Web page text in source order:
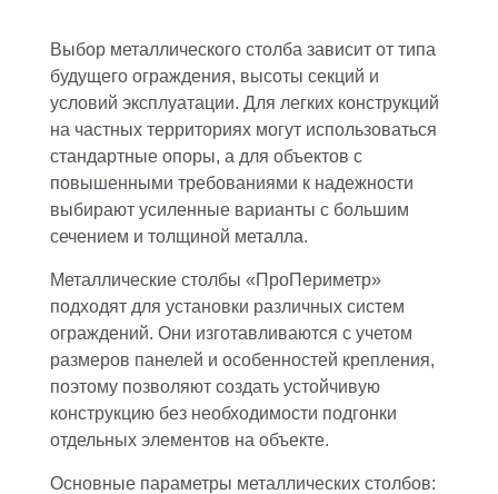
Выбор металлического столба зависит от типа
будущего ограждения, высоты секций и
условий эксплуатации. Для легких конструкций
на частных территориях могут использоваться
стандартные опоры, а для объектов с
повышенными требованиями к надежности
выбирают усиленные варианты с большим
сечением и толщиной металла.
Металлические столбы «ПроПериметр»
подходят для установки различных систем
ограждений. Они изготавливаются с учетом
размеров панелей и особенностей крепления,
поэтому позволяют создать устойчивую
конструкцию без необходимости подгонки
отдельных элементов на объекте.
Основные параметры металлических столбов: